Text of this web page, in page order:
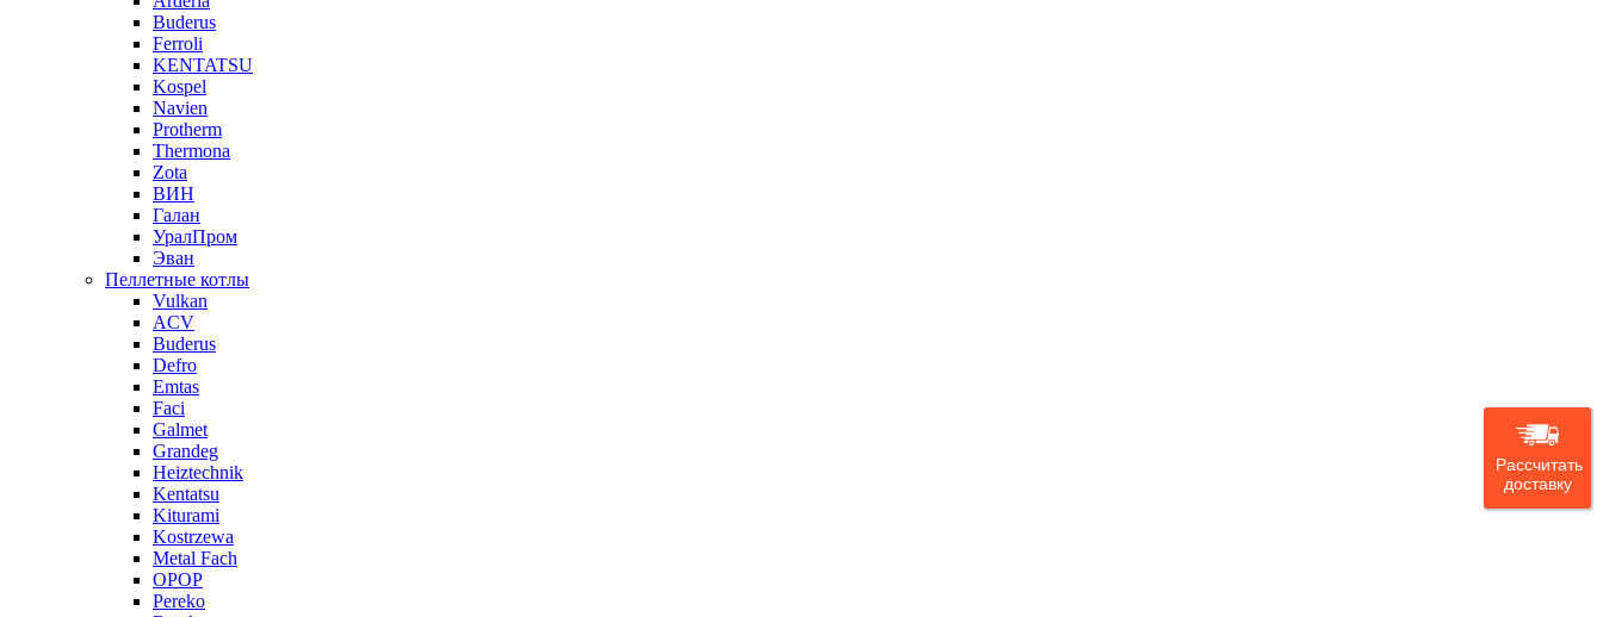
Buderus
Ferroli
KENTATSU
Kospel
Navien
Protherm
Thermona
Zota
ВИН
Галан
УралПром
Эван
Пеллетные котлы
Vulkan
ACV
Buderus
Defro
Emtas
Faci
Galmet
Grandeg
Heiztechnik
Kentatsu
Kiturami
Kostrzewa
Metal Fach
OPOP
Pereko
Рассчитать
доставку